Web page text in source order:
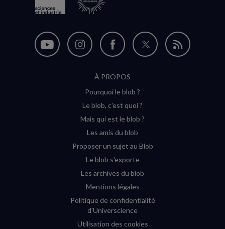
Nous
Nous
Instagram
(nouvelle
Nous
sur
Facebook
(nouvelle
Nous
Flux
À PROPOS
Pourquoi le blob ?
Le blob, c'est quoi ?
Mais qui est le blob ?
Les amis du blob
Proposer un sujet au Blob
Le blob s'exporte
Les archives du blob
Mentions légales
Politique de confidentialité
d'Universcience
Utilisation des cookies